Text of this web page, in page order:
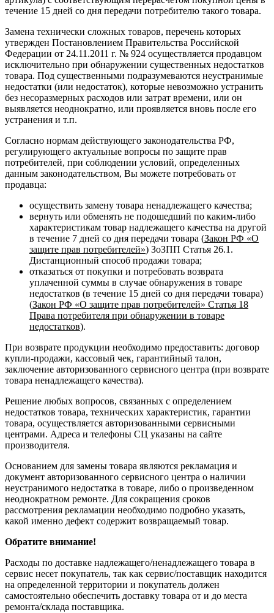
течение 15 дней со дня передачи потребителю такого товара.
Замена технически сложных товаров, перечень которых
утвержден Постановлением Правительства Российской
Федерации от 24.11.2011 г. № 924 осуществляется продавцом
исключительно при обнаружении существенных недостатков
товара. Под существенными подразумеваются неустранимые
недостатки (или недостаток), которые невозможно устранить
без несоразмерных расходов или затрат времени, или он
выявляется неоднократно, или проявляется вновь после его
устранения и т.п.
Согласно нормам действующего законодательства РФ,
регулирующего актуальные вопросы по защите прав
потребителей, при соблюдении условий, определенных
данным законодательством, Вы можете потребовать от
продавца:
осуществить замену товара ненадлежащего качества;
вернуть или обменять не подошедший по каким-либо
характеристикам товар надлежащего качества на другой
в течение 7 дней со дня передачи товара (Закон РФ «О
защите прав потребителей») ЗоЗПП Статья 26.1.
Дистанционный способ продажи товара;
отказаться от покупки и потребовать возврата
уплаченной суммы в случае обнаружения в товаре
недостатков (в течение 15 дней со дня передачи товара)
(Закон РФ «О защите прав потребителей» Статья 18
Права потребителя при обнаружении в товаре
недостатков).
При возврате продукции необходимо предоставить: договор
купли-продажи, кассовый чек, гарантийный талон,
заключение авторизованного сервисного центра (при возврате
товара ненадлежащего качества).
Решение любых вопросов, связанных с определением
недостатков товара, технических характеристик, гарантии
товара, осуществляется авторизованными сервисными
центрами. Адреса и телефоны СЦ указаны на сайте
производителя.
Основанием для замены товара являются рекламация и
документ авторизованного сервисного центра о наличии
неустранимого недостатка в товаре, либо о произведенном
неоднократном ремонте. Для сокращения сроков
рассмотрения рекламации необходимо подробно указать,
какой именно дефект содержит возвращаемый товар.
Обратите внимание!
Расходы по доставке надлежащего/ненадлежащего товара в
сервис несет покупатель, так как сервис/поставщик находится
на определенной территории и покупатель должен
самостоятельно обеспечить доставку товара от и до места
ремонта/склада поставщика.